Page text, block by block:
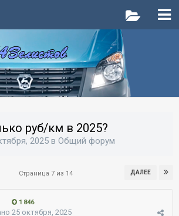
руб/км в 2025?
2025 в Общий форум
ДАЛЕЕ
Страница 7 из 14
1 846
25 октября, 2025